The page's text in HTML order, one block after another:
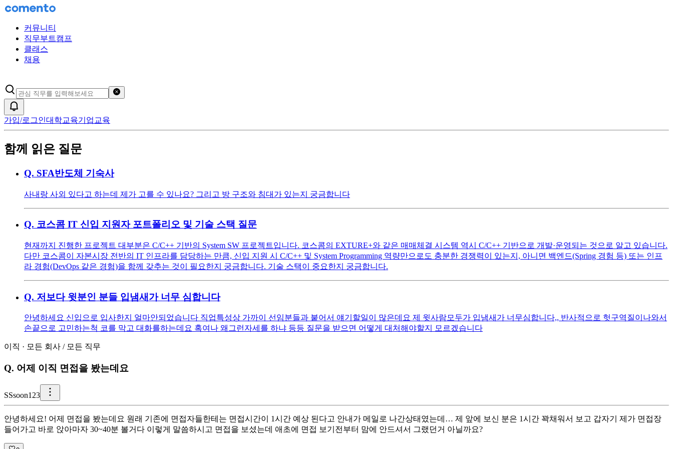
커뮤니티
직무부트캠프
클래스
채용
가입/로그인대학교육기업교육
함께 읽은 질문
Q. SFA반도체 기숙사
사내랑 사외 있다고 하는데 제가 고를 수 있나요? 그리고 방 구조와 침대가 있는지 궁금합니다
Q. 코스콤 IT 신입 지원자 포트폴리오 및 기술 스택 질문
현재까지 진행한 프로젝트 대부분은 C/C++ 기반의 System SW 프로젝트입니다. 코스콤의 EXTURE+와 같은 매매체결 시스템 역시 C/C++ 기반으로 개발·운영되는 것으로 알고 있습니다.
다만 코스콤이 자본시장 전반의 IT 인프라를 담당하는 만큼, 신입 지원 시 C/C++ 및 System Programming 역량만으로도 충분한 경쟁력이 있는지, 아니면 백엔드(Spring 경험 등) 또는 인프
라 경험(DevOps 같은 경험)을 함께 갖추는 것이 필요한지 궁금합니다. 기술 스택이 중요한지 궁금합니다.
Q. 저보다 윗분인 분들 입냄새가 너무 심합니다
안녕하세요 신입으로 입사한지 얼마안되었습니다 직업특성상 가까이 선임분들과 붙어서 얘기할일이 많은데요 제 윗사람모두가 입냄새가 너무심합니다,, 반사적으로 헛구역질이나와서
손끝으로 고민하는척 코를 막고 대화를하는데요 혹여나 왜그런자세를 하냐 등등 질문을 받으면 어떻게 대처해야할지 모르겠습니다
이직 · 모든 회사 / 모든 직무
Q. 어제 이직 면접을 봤는데요
SSsoon123
안녕하세요! 어제 면접을 봤는데요 원래 기존에 면접자들한테는 면접시간이 1시간 예상 된다고 안내가 메일로 나간상태였는데… 제 앞에 보신 분은 1시간 꽉채워서 보고 갑자기 제가 면접장
들어가고 바로 앉아마자 30~40분 볼거다 이렇게 말씀하시고 면접을 보셨는데 애초에 면접 보기전부터 맘에 안드셔서 그랬던거 아닐까요?